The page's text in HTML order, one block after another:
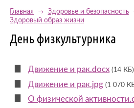
Главная → Здоровье и безопасность
Здоровый образ жизни
День физкультурника
Движение и рак.docx (14 КБ)
Движение и рак.jpg (1 070
О физической